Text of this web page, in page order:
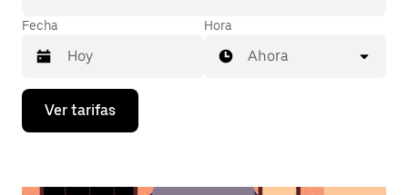
Fecha
Presiona
flecha
Hora
Ahora
Ver tarifas